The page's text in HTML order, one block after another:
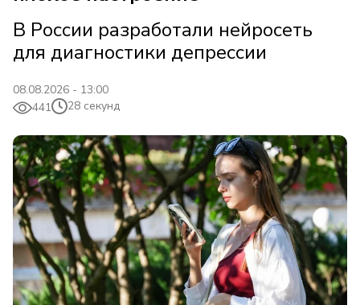
В России разработали нейросеть
для диагностики депрессии
08.08.2026 - 13:00
441
28 секунд